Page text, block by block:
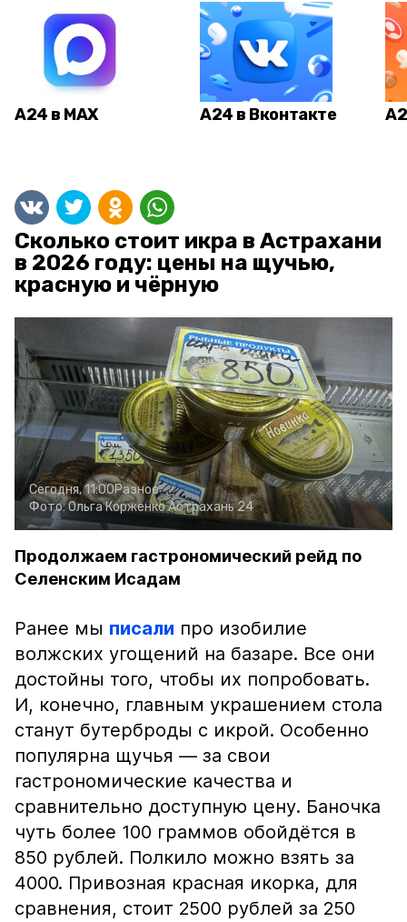
А24 в MAX А24 в Вконтакте
Сколько стоит икра в Астрахани
в 2026 году: цены на щучью,
красную и чёрную
Сегодня, 11:00Разное
Фото:Ольга КорженкоАстрахань 24
Продолжаем гастрономический рейд по
Селенским Исадам
Ранее мы писали про изобилие
волжских угощений на базаре. Все они
достойны того, чтобы их попробовать.
И, конечно, главным украшением стола
станут бутерброды с икрой. Особенно
популярна щучья — за свои
гастрономические качества и
сравнительно доступную цену. Баночка
чуть более 100 граммов обойдётся в
850 рублей. Полкило можно взять за
4000. Привозная красная икорка, для
сравнения, стоит 2500 рублей за 250